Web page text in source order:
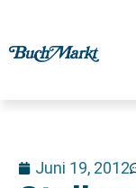
Juni 19, 2012